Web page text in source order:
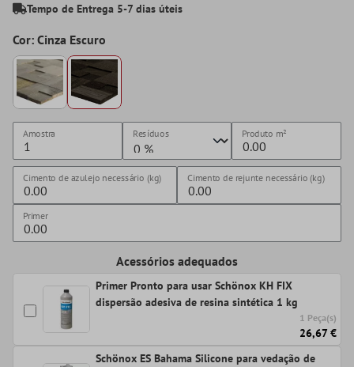
Tempo de Entrega 5-7 dias úteis
Cor: Cinza Escuro
Amostra Resíduos Produto m²
Cimento de azulejo necessário (kg) Cimento de rejunte necessário (kg)
Primer
Acessórios adequados
Primer Pronto para usar Schönox KH FIX
dispersão adesiva de resina sintética 1 kg
1 Peça(s)
26,67 €
Schönox ES Bahama Silicone para vedação de